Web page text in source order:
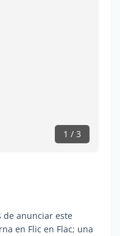
1 / 3
de anunciar este
en Flic en Flac; una